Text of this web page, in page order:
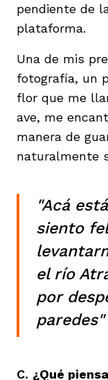
pendiente de
plataforma.
Una de mis
fotografía, un
flor que me
ave, me
manera de
naturalmente
"Acá
siento
el río
por
paredes"
C. ¿Qué